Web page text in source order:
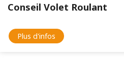
Conseil Volet Roulant
Plus d'infos